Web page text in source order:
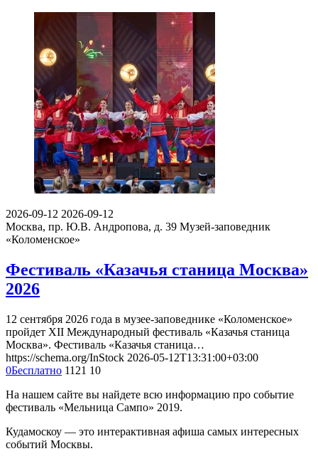
2026-09-12 2026-09-12
Москва, пр. Ю.В. Андропова, д. 39 Музей-заповедник
«Коломенское»
Фестиваль «Казачья станица Москва»
2026
12 сентября 2026 года в музее-заповеднике «Коломенское»
пройдет XII Международный фестиваль «Казачья станица
Москва». Фестиваль «Казачья станица…
https://schema.org/InStock 2026-05-12T13:31:00+03:00
0Бесплатно 1121 10
На нашем сайте вы найдете всю информацию про событие
фестиваль «Мельница Сампо» 2019.
Кудамоскоу — это интерактивная афиша самых интересных
событий Москвы.